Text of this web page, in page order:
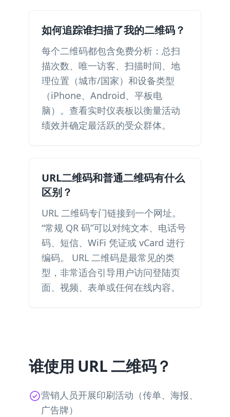
如何追踪谁扫描了我的二维码？
每个二维码都包含免费分析：总扫
描次数、唯一访客、扫描时间、地
理位置（城市/国家）和设备类型
（iPhone、Android、平板电
脑）。查看实时仪表板以衡量活动
绩效并确定最活跃的受众群体。
URL二维码和普通二维码有什么
区别？
URL 二维码专门链接到一个网址。
“常规 QR 码”可以对纯文本、电话号
码、短信、WiFi 凭证或 vCard 进行
编码。 URL 二维码是最常见的类
型，非常适合引导用户访问登陆页
面、视频、表单或任何在线内容。
谁使用 URL 二维码？
营销人员开展印刷活动（传单、海报、
广告牌）